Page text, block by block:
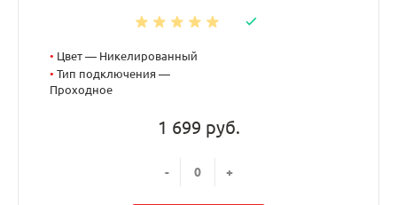
• Цвет — Никелированный
• Тип подключения —
Проходное
1 699 руб.
- +